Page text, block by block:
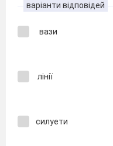
варіанти відповідей
вази
лінії
силуети